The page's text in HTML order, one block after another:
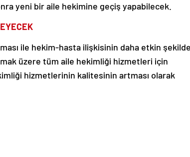
yeni bir aile hekimine geçiş yapabilecek.
ile hekim-hasta ilişkisinin daha etkin şekilde
üzere tüm aile hekimliği hizmetleri için
hizmetlerinin kalitesinin artması olarak